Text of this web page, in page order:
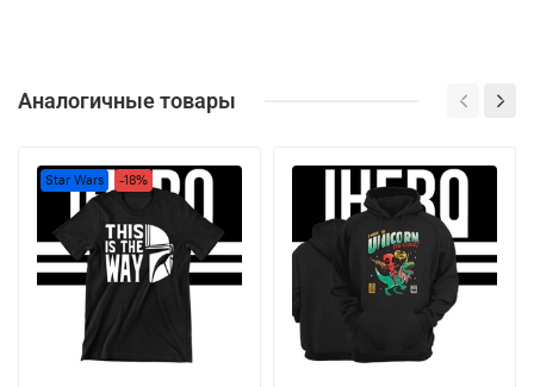
Аналогичные товары
Star Wars -18%